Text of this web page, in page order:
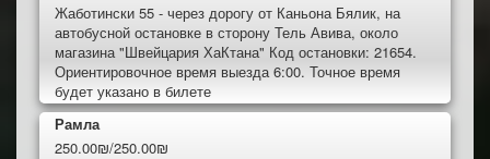
Жаботински 55 - через дорогу от Каньона Бялик, на
автобусной остановке в сторону Тель Авива, около
магазина "Швейцария ХаКтана" Код остановки: 21654.
Ориентировочное время выезда 6:00. Точное время
будет указано в билете
Рамла
250.00₪/250.00₪